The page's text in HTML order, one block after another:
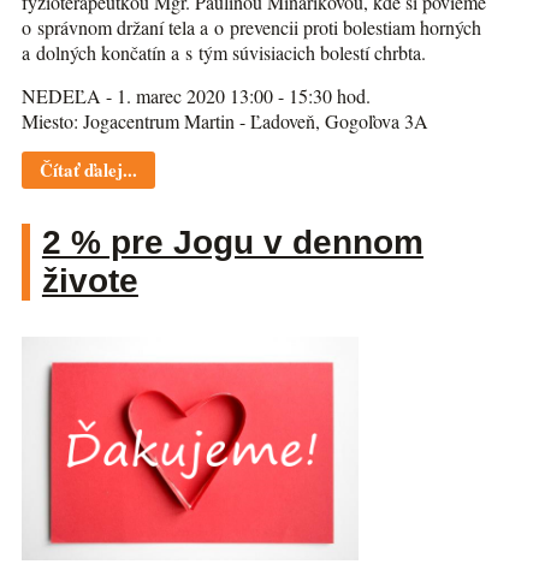
o správnom držaní tela a o prevencii proti bolestiam horných
a dolných končatín a s tým súvisiacich bolestí chrbta.
NEDEĽA - 1. marec 2020 13:00 - 15:30 hod.
Miesto: Jogacentrum Martin - Ľadoveň, Gogoľova 3A
Čítať ďalej...
2 % pre Jogu v dennom
živote